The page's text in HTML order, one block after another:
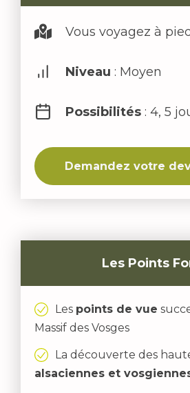
Vous voyagez à
Niveau : Moyen
Possibilités : 4, 5
Demandez votre
Les Points
Les points de vue
Massif des Vosges
La découverte des
alsaciennes et